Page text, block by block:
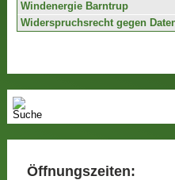
Windenergie Barntrup
Widerspruchsrecht gegen
Öffnungszeiten: